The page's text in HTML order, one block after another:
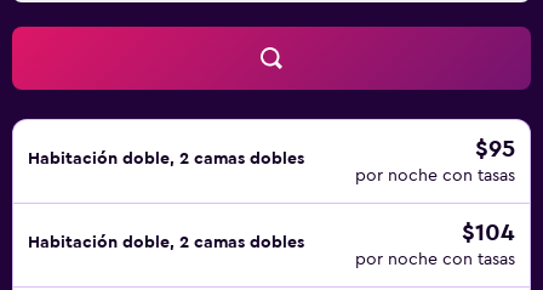
Habitación doble, 2 camas dobles $95
por noche con tasas
Habitación doble, 2 camas dobles $104
por noche con tasas